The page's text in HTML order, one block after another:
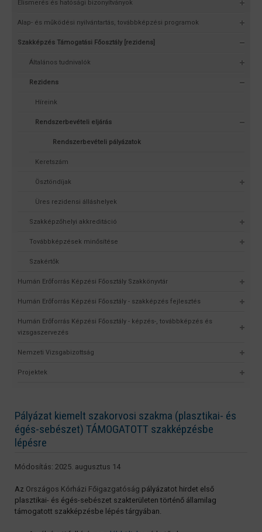
Elismerés és hatósági bizonyítványok
Alap- és működési nyilvántartás, továbbképzési programok
Szakképzés Támogatási Főosztály [rezidens]
Általános tudnivalók
Rezidens
Híreink
Rendszerbevételi eljárás
Rendszerbevételi pályázatok
Keretszám
Ösztöndíjak
Üres rezidensi álláshelyek
Szakképzőhelyi akkreditáció
Továbbképzések minősítése
Szakértők
Humán Erőforrás Képzési Főosztály Szakkönyvtár
Humán Erőforrás Képzési Főosztály - szakképzés fejlesztés
Humán Erőforrás Képzési Főosztály - képzés-, továbbképzés és
vizsgaszervezés
Nemzeti Vizsgabizottság
Projektek
Pályázat kiemelt szakorvosi szakma (plasztikai- és
égés-sebészet) TÁMOGATOTT szakképzésbe
lépésre
Módosítás: 2025. augusztus 14
Az Országos Kórházi Főigazgatóság pályázatot hirdet első
plasztikai- és égés-sebészet szakterületen történő államilag
támogatott szakképzésbe lépés tárgyában.